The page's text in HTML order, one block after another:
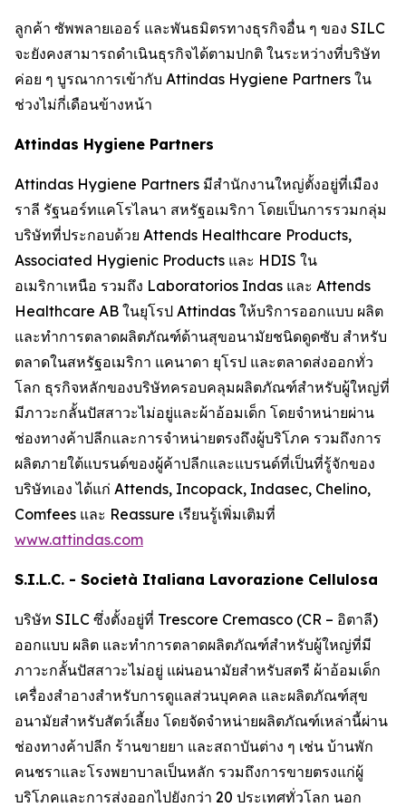
ลูกค้า ซัพพลายเออร์ และพันธมิตรทางธุรกิจอื่น ๆ ของ SILC
จะยังคงสามารถดำเนินธุรกิจได้ตามปกติ ในระหว่างที่บริษัท
ค่อย ๆ บูรณาการเข้ากับ Attindas Hygiene Partners ใน
ช่วงไม่กี่เดือนข้างหน้า
Attindas Hygiene Partners
Attindas Hygiene Partners มีสำนักงานใหญ่ตั้งอยู่ที่เมือง
ราลี รัฐนอร์ทแคโรไลนา สหรัฐอเมริกา โดยเป็นการรวมกลุ่ม
บริษัทที่ประกอบด้วย Attends Healthcare Products,
Associated Hygienic Products และ HDIS ใน
อเมริกาเหนือ รวมถึง Laboratorios Indas และ Attends
Healthcare AB ในยุโรป Attindas ให้บริการออกแบบ ผลิต
และทำการตลาดผลิตภัณฑ์ด้านสุขอนามัยชนิดดูดซับ สำหรับ
ตลาดในสหรัฐอเมริกา แคนาดา ยุโรป และตลาดส่งออกทั่ว
โลก ธุรกิจหลักของบริษัทครอบคลุมผลิตภัณฑ์สำหรับผู้ใหญ่ที่
มีภาวะกลั้นปัสสาวะไม่อยู่และผ้าอ้อมเด็ก โดยจำหน่ายผ่าน
ช่องทางค้าปลีกและการจำหน่ายตรงถึงผู้บริโภค รวมถึงการ
ผลิตภายใต้แบรนด์ของผู้ค้าปลีกและแบรนด์ที่เป็นที่รู้จักของ
บริษัทเอง ได้แก่ Attends, Incopack, Indasec, Chelino,
Comfees และ Reassure เรียนรู้เพิ่มเติมที่
www.attindas.com
S.I.L.C. - Società Italiana Lavorazione Cellulosa
บริษัท SILC ซึ่งตั้งอยู่ที่ Trescore Cremasco (CR – อิตาลี)
ออกแบบ ผลิต และทำการตลาดผลิตภัณฑ์สำหรับผู้ใหญ่ที่มี
ภาวะกลั้นปัสสาวะไม่อยู่ แผ่นอนามัยสำหรับสตรี ผ้าอ้อมเด็ก
เครื่องสำอางสำหรับการดูแลส่วนบุคคล และผลิตภัณฑ์สุข
อนามัยสำหรับสัตว์เลี้ยง โดยจัดจำหน่ายผลิตภัณฑ์เหล่านี้ผ่าน
ช่องทางค้าปลีก ร้านขายยา และสถาบันต่าง ๆ เช่น บ้านพัก
คนชราและโรงพยาบาลเป็นหลัก รวมถึงการขายตรงแก่ผู้
บริโภคและการส่งออกไปยังกว่า 20 ประเทศทั่วโลก นอก